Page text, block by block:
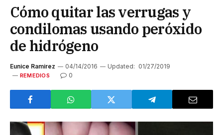
Cómo quitar las verrugas y
condilomas usando peróxido
de hidrógeno
Eunice Ramirez 04/14/2016 Updated: 01/27/2019
REMEDIOS 0